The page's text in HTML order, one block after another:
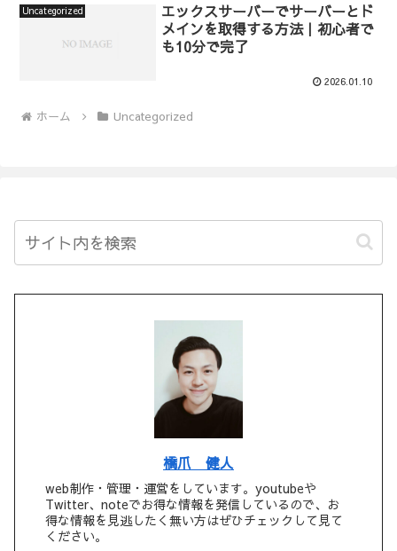
Uncategorized
エックスサーバーでサーバーとド
メインを取得する方法｜初心者で
も10分で完了
2026.01.10
ホーム Uncategorized
橋爪 健人
web制作・管理・運営をしています。youtubeや
Twitter、noteでお得な情報を発信しているので、お
得な情報を見逃したく無い方はぜひチェックして見て
ください。